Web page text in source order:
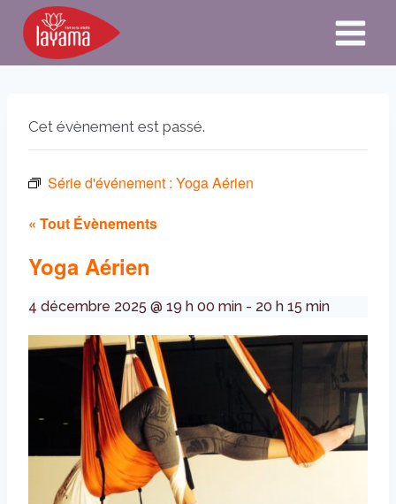
Aller
contenu
Cet évènement est passé.
Série d'événement : Yoga Aérien
« Tout Évènements
Yoga Aérien
4 décembre 2025 @ 19 h 00 min - 20 h 15 min